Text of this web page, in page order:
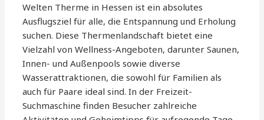
Welten Therme in Hessen ist ein absolutes
Ausflugsziel für alle, die Entspannung und Erholung
suchen. Diese Thermenlandschaft bietet eine
Vielzahl von Wellness-Angeboten, darunter Saunen,
Innen- und Außenpools sowie diverse
Wasserattraktionen, die sowohl für Familien als
auch für Paare ideal sind. In der Freizeit-
Suchmaschine finden Besucher zahlreiche